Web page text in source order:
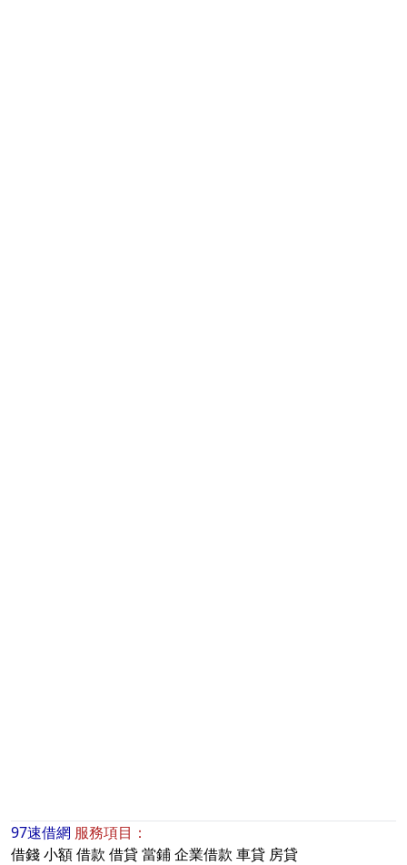
97速借網 服務項目：
借錢小額借款 借貸當鋪企業借款 車貸 房貸